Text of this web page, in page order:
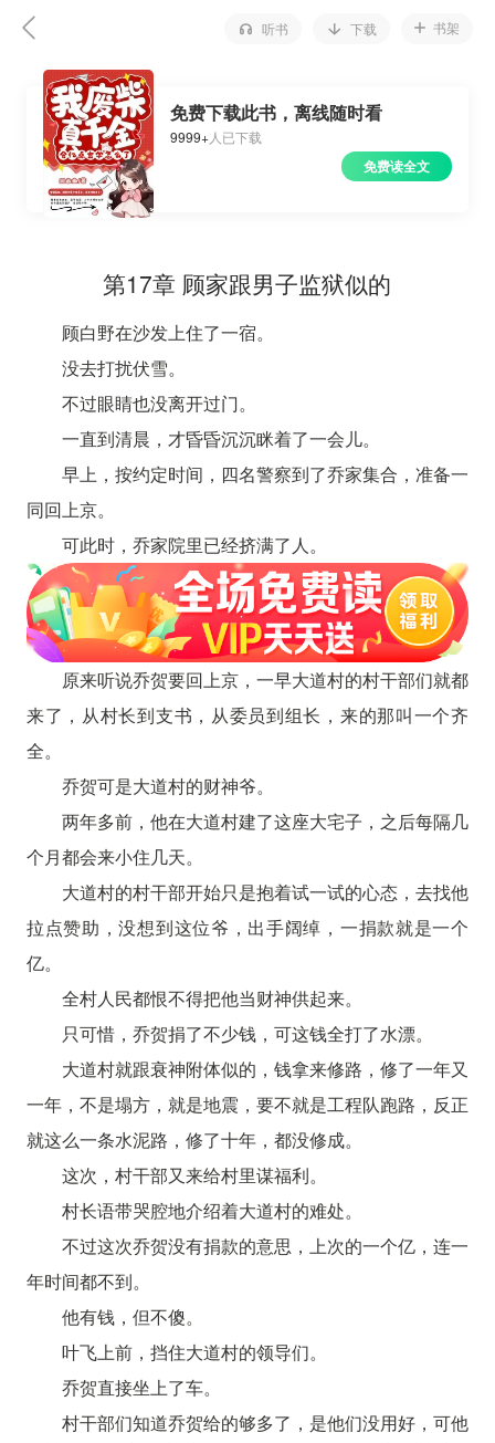
听书 下载 书架
免费下载此书，离线随时看
9999+人已下载
免费读全文
第17章 顾家跟男子监狱似的
顾白野在沙发上住了一宿。
没去打扰伏雪。
不过眼睛也没离开过门。
一直到清晨，才昏昏沉沉眯着了一会儿。
早上，按约定时间，四名警察到了乔家集合，准备一
同回上京。
可此时，乔家院里已经挤满了人。
原来听说乔贺要回上京，一早大道村的村干部们就都
来了，从村长到支书，从委员到组长，来的那叫一个齐
全。
乔贺可是大道村的财神爷。
两年多前，他在大道村建了这座大宅子，之后每隔几
个月都会来小住几天。
大道村的村干部开始只是抱着试一试的心态，去找他
拉点赞助，没想到这位爷，出手阔绰，一捐款就是一个
亿。
全村人民都恨不得把他当财神供起来。
只可惜，乔贺捐了不少钱，可这钱全打了水漂。
大道村就跟衰神附体似的，钱拿来修路，修了一年又
一年，不是塌方，就是地震，要不就是工程队跑路，反正
就这么一条水泥路，修了十年，都没修成。
这次，村干部又来给村里谋福利。
村长语带哭腔地介绍着大道村的难处。
不过这次乔贺没有捐款的意思，上次的一个亿，连一
年时间都不到。
他有钱，但不傻。
叶飞上前，挡住大道村的领导们。
乔贺直接坐上了车。
村干部们知道乔贺给的够多了，是他们没用好，可他